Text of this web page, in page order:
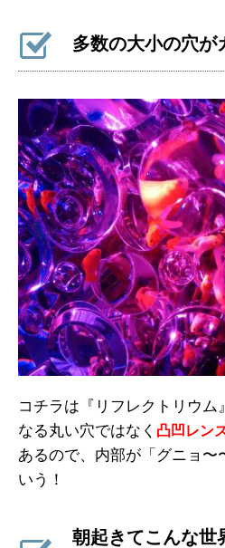
多数の大小の穴が
コチラは『リフレクトリウ
なる丸い穴ではなく 凸凹レン
あるので、内部が「グニョ〜
いう！
朝起きてこんな世